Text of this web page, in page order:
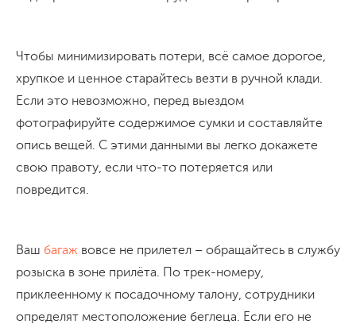
Чтобы минимизировать потери, всё самое дорогое,
хрупкое и ценное старайтесь везти в ручной клади.
Если это невозможно, перед выездом
фотографируйте содержимое сумки и составляйте
опись вещей. С этими данными вы легко докажете
свою правоту, если что-то потеряется или
повредится.
Ваш багаж вовсе не прилетел – обращайтесь в службу
розыска в зоне прилёта. По трек-номеру,
приклеенному к посадочному талону, сотрудники
определят местоположение беглеца. Если его не